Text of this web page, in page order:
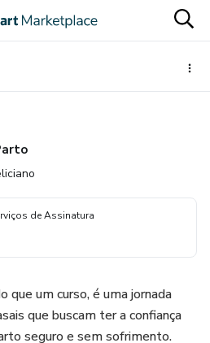
de Assinatura
que um curso, é uma jornada
que buscam ter a confiança
seguro e sem sofrimento.